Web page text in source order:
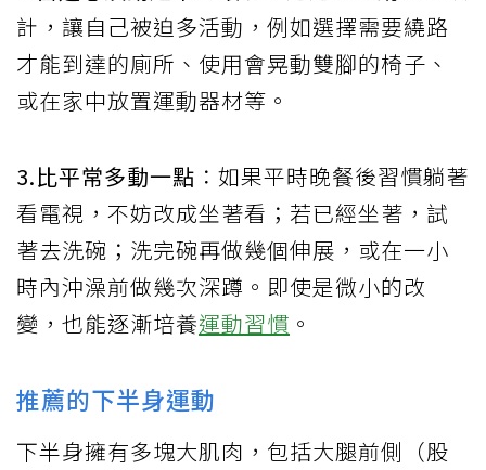
計，讓自己被迫多活動，例如選擇需要繞路
才能到達的廁所、使用會晃動雙腳的椅子、
或在家中放置運動器材等。
3.比平常多動一點 ：如果平時晚餐後習慣躺著
看電視，不妨改成坐著看；若已經坐著，試
著去洗碗；洗完碗再做幾個伸展，或在一小
時內沖澡前做幾次深蹲。即使是微小的改
變，也能逐漸培養運動習慣 。
推薦的下半身運動
下半身擁有多塊大肌肉，包括大腿前側（股